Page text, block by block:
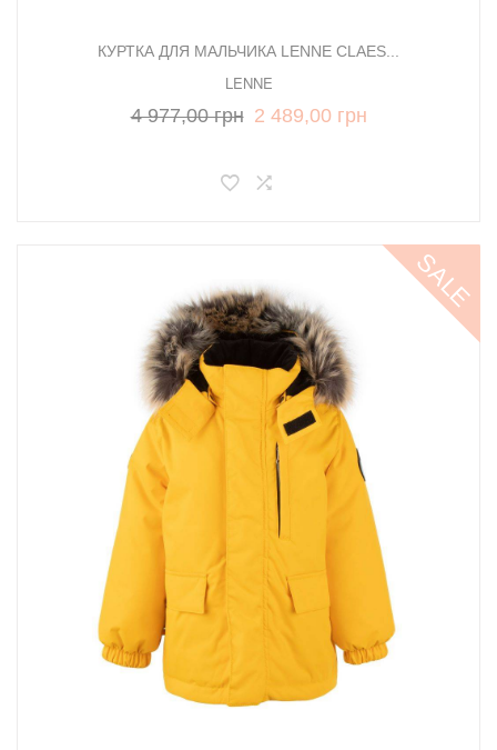
КУРТКА ДЛЯ МАЛЬЧИКА LENNE CLAES...
LENNE
4 977,00 грн 2 489,00 грн
SALE